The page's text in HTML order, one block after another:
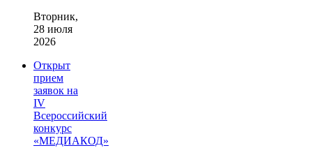
Вторник,
28 июля
2026
Открыт
прием
заявок на
IV
Всероссийский
конкурс
«МЕДИАКОД»